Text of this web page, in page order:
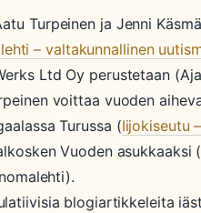
Turpeinen ja Jenni
– valtakunnallinen
Ltd Oy perustetaan
voittaa vuoden
Turussa (Iijokiseutu
Vuoden asukkaaksi
blogiartikkeleita